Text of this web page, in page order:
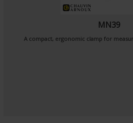
MN39
A compact, ergonomic clamp for